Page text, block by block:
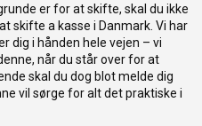
er for at skifte, skal du ikke
skifte a kasse i Danmark. Vi har
dig i hånden hele vejen – vi
når du står over for at
skal du dog blot melde dig
vil sørge for alt det praktiske i